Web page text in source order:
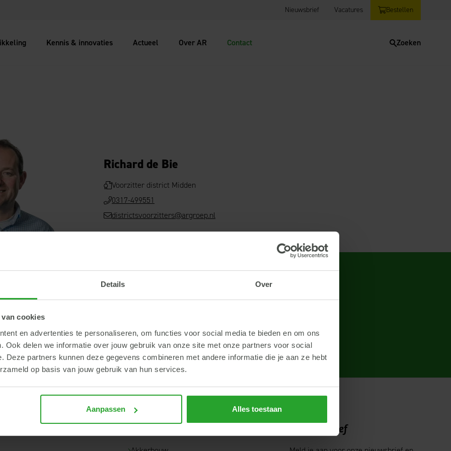
Details Over
cookies
en advertenties te personaliseren, om functies voor social media te bieden en om ons
Ook delen we informatie over jouw gebruik van onze site met onze partners voor social
Deze partners kunnen deze gegevens combineren met andere informatie die je aan ze hebt
op basis van jouw gebruik van hun services.
Aanpassen Alles toestaan
Nieuwsbrief Vacatures Bestellen
Kennis & innovaties Actueel Over AR Contact Zoeken
Richard de Bie
Voorzitter district Midden
0317-499551
districtsvoorzitters@argroep.nl
Telefoonnummer Bel mij terug
Nieuwsbrief